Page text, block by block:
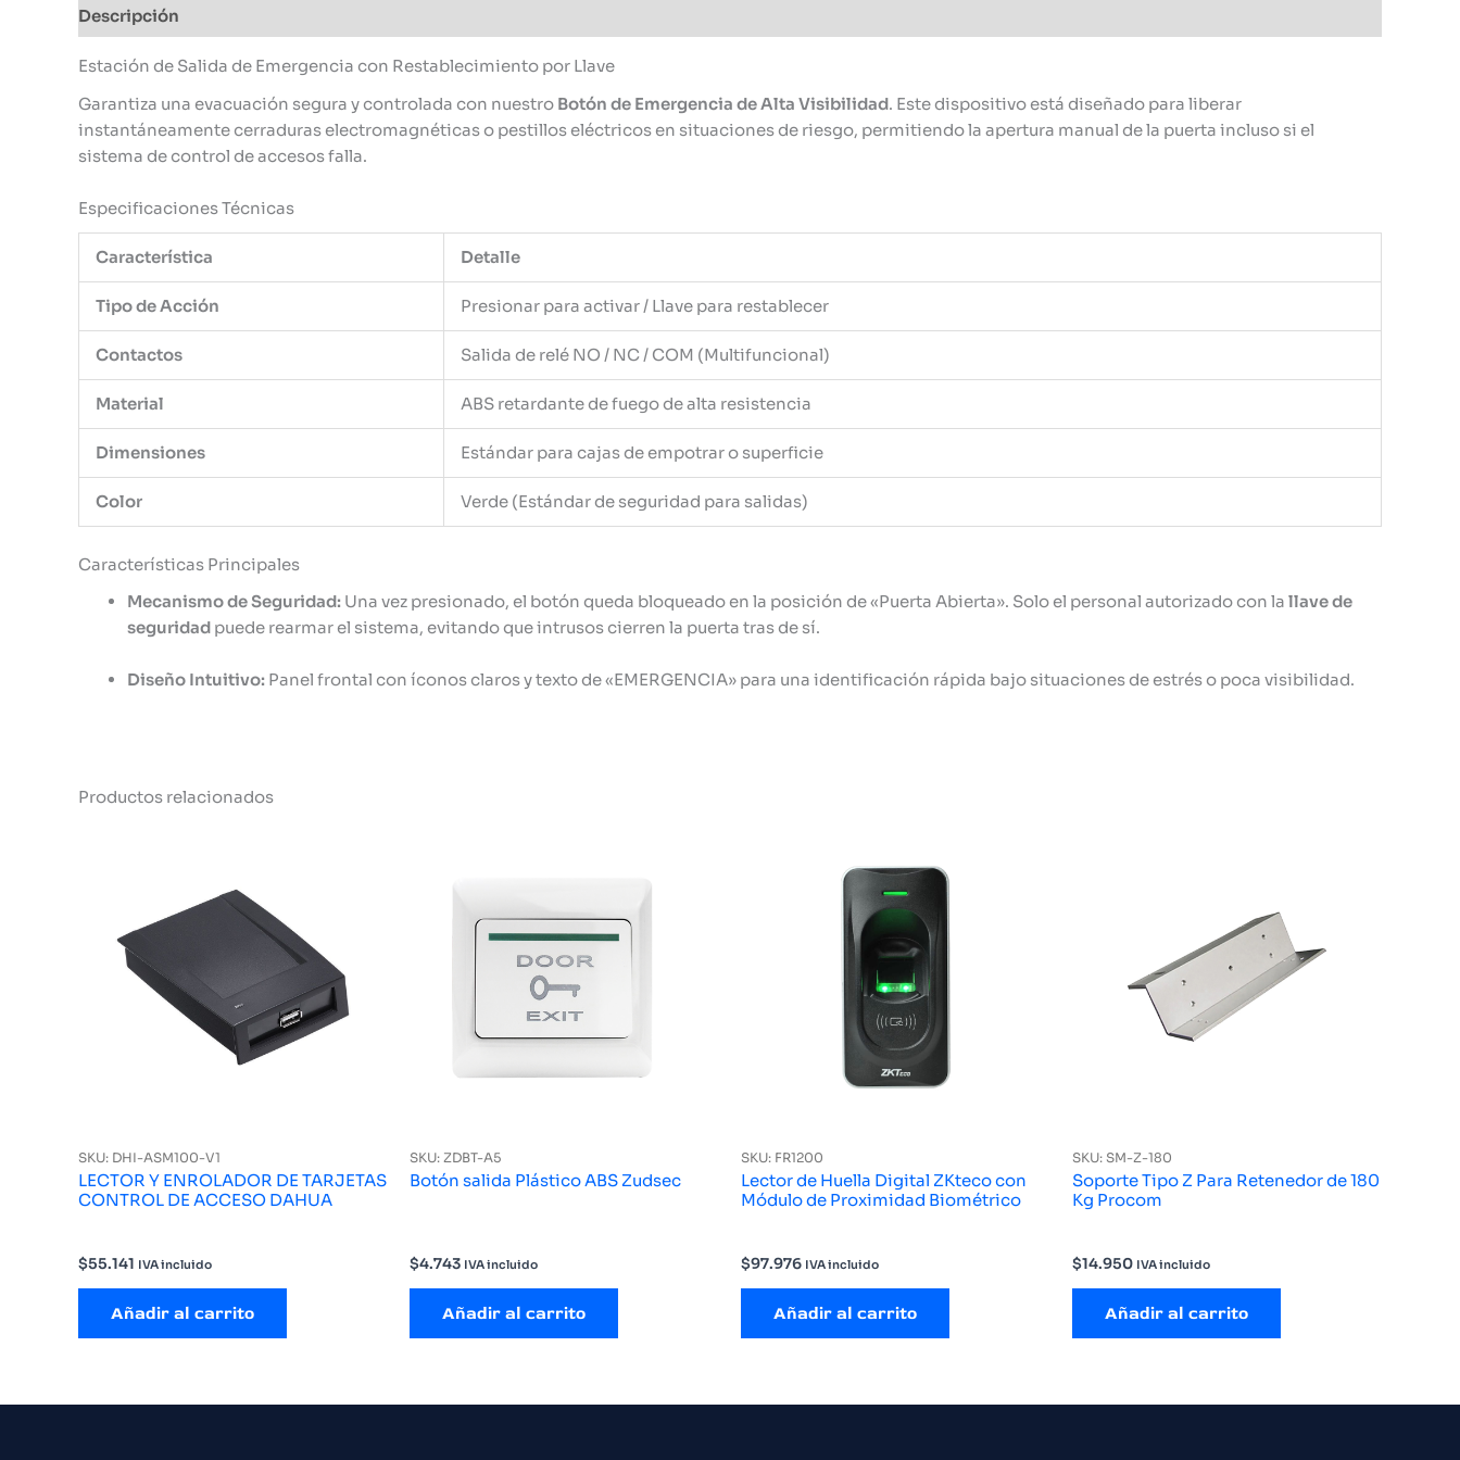
Descripción
Estación de Salida de Emergencia con Restablecimiento por Llave
Garantiza una evacuación segura y controlada con nuestro Botón de Emergencia de Alta Visibilidad. Este dispositivo está diseñado para liberar
instantáneamente cerraduras electromagnéticas o pestillos eléctricos en situaciones de riesgo, permitiendo la apertura manual de la puerta incluso si el
sistema de control de accesos falla.
Especificaciones Técnicas
Característica Detalle
Tipo de Acción Presionar para activar / Llave para restablecer
Contactos Salida de relé NO / NC / COM (Multifuncional)
Material ABS retardante de fuego de alta resistencia
Dimensiones Estándar para cajas de empotrar o superficie
Color Verde (Estándar de seguridad para salidas)
Características Principales
Mecanismo de Seguridad: Una vez presionado, el botón queda bloqueado en la posición de «Puerta Abierta». Solo el personal autorizado con la llave de
seguridad puede rearmar el sistema, evitando que intrusos cierren la puerta tras de sí.
Diseño Intuitivo: Panel frontal con íconos claros y texto de «EMERGENCIA» para una identificación rápida bajo situaciones de estrés o poca visibilidad.
Productos relacionados
SKU: DHI-ASM100-V1
LECTOR Y ENROLADOR DE TARJETAS
CONTROL DE ACCESO DAHUA
$55.141 IVA incluido
Añadir al carrito
SKU: ZDBT-A5
Botón salida Plástico ABS Zudsec
$4.743 IVA incluido
Añadir al carrito
SKU: FR1200
Lector de Huella Digital ZKteco con
Módulo de Proximidad Biométrico
$97.976 IVA incluido
Añadir al carrito
SKU: SM-Z-180
Soporte Tipo Z Para Retenedor de 180
Kg Procom
$14.950 IVA incluido
Añadir al carrito